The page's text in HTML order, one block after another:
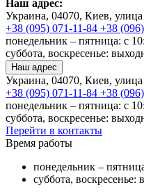
Наш адрес:
Украина, 04070, Киев,
+38 (095) 071-11-84 +38
понедельник – пятница: с
суббота, воскресенье:
Наш адрес
Украина, 04070, Киев,
+38 (095) 071-11-84 +38
понедельник – пятница: с
суббота, воскресенье:
Перейти в контакты
Время работы
понедельник –
суббота, воскресенье: